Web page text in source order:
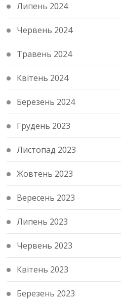
Липень 2024
Червень 2024
Травень 2024
Квітень 2024
Березень 2024
Грудень 2023
Листопад 2023
Жовтень 2023
Вересень 2023
Липень 2023
Червень 2023
Квітень 2023
Березень 2023